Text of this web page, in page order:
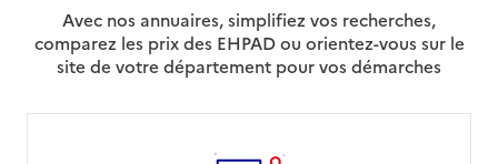
Avec nos annuaires, simplifiez vos recherches,
comparez les prix des EHPAD ou orientez-vous sur le
site de votre département pour vos démarches